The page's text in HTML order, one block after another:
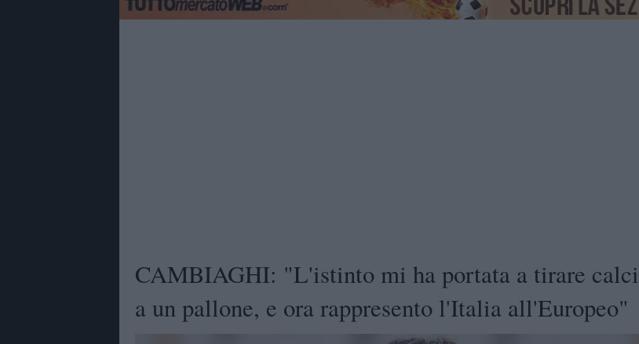
CAMBIAGHI: "L'istinto mi ha portata a tirare calci
a un pallone, e ora rappresento l'Italia all'Europeo"